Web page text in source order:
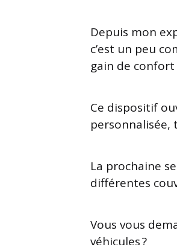
Depuis mon
c’est un peu
gain de
Ce dispositif
personnalisée,
La prochaine
différentes
Vous vous
véhicules ?